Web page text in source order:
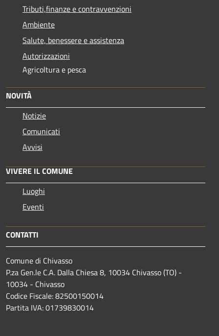
Tributi,finanze e contravvenzioni
Ambiente
Salute, benessere e assistenza
Autorizzazioni
Agricoltura e pesca
NOVITÀ
Notizie
Comunicati
Avvisi
VIVERE IL COMUNE
Luoghi
Eventi
CONTATTI
Comune di Chivasso
P.za Gen.le C.A. Dalla Chiesa 8, 10034 Chivasso (TO) -
10034 - Chivasso
Codice Fiscale: 82500150014
Partita IVA: 01739830014